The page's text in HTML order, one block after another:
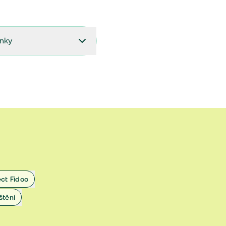
do 31.10.2022
do 8.7.2020
do 31.10.2019
Fidoo